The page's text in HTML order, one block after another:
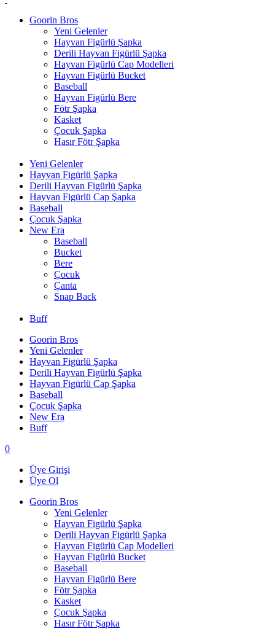
Goorin Bros
Yeni Gelenler
Hayvan Figürlü Şapka
Derili Hayvan Figürlü Şapka
Hayvan Figürlü Cap Modelleri
Hayvan Figürlü Bucket
Baseball
Hayvan Figürlü Bere
Fötr Şapka
Kasket
Çocuk Şapka
Hasır Fötr Şapka
Yeni Gelenler
Hayvan Figürlü Şapka
Derili Hayvan Figürlü Şapka
Hayvan Figürlü Cap Şapka
Baseball
Çocuk Şapka
New Era
Baseball
Bucket
Bere
Çocuk
Çanta
Snap Back
Buff
Goorin Bros
Yeni Gelenler
Hayvan Figürlü Şapka
Derili Hayvan Figürlü Şapka
Hayvan Figürlü Cap Şapka
Baseball
Çocuk Şapka
New Era
Buff
0
Üye Girişi
Üye Ol
Goorin Bros
Yeni Gelenler
Hayvan Figürlü Şapka
Derili Hayvan Figürlü Şapka
Hayvan Figürlü Cap Modelleri
Hayvan Figürlü Bucket
Baseball
Hayvan Figürlü Bere
Fötr Şapka
Kasket
Çocuk Şapka
Hasır Fötr Şapka